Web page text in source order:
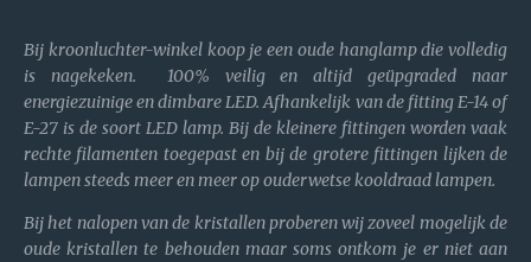
Bij kroonluchter-winkel koop je een oude hanglamp die volledig
is nagekeken. 100% veilig en altijd geüpgraded naar
energiezuinige en dimbare LED. Afhankelijk van de fitting E-14 of
E-27 is de soort LED lamp. Bij de kleinere fittingen worden vaak
rechte filamenten toegepast en bij de grotere fittingen lijken de
lampen steeds meer en meer op ouderwetse kooldraad lampen.
Bij het nalopen van de kristallen proberen wij zoveel mogelijk de
oude kristallen te behouden maar soms ontkom je er niet aan